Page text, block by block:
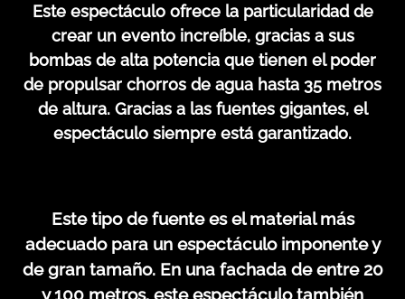
Este espectáculo ofrece la particularidad de
crear un evento increíble, gracias a sus
bombas de alta potencia que tienen el poder
de propulsar chorros de agua hasta 35 metros
de altura. Gracias a las fuentes gigantes, el
espectáculo siempre está garantizado.
Este tipo de fuente es el material más
adecuado para un espectáculo imponente y
de gran tamaño. En una fachada de entre 20
y 100 metros, este espectáculo también